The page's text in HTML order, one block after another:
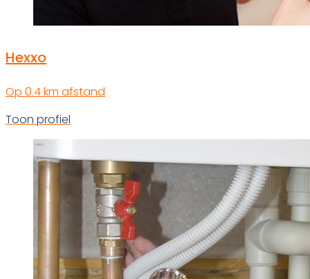
Hexxo
Op 0.4 km afstand
Toon profiel